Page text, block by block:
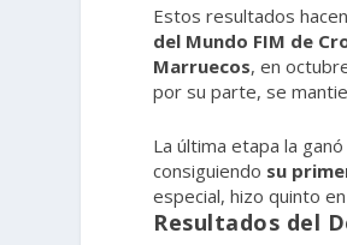
Estos resultados
del Mundo FIM de
Marruecos, en
por su parte, se
La última etapa la
consiguiendo su
especial, hizo quinto
Resultados del